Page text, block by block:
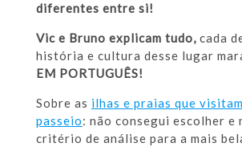
diferentes entre si!
Vic e Bruno explicam tudo,cada
história e cultura desse lugar
EM PORTUGUÊS!
Sobre as ilhas e praias que
passeio: não consegui escolher e
critério de análise para a mais